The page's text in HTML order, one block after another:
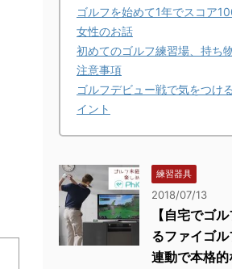
ゴルフを始めて1年でスコア
女性のお話
初めてのゴルフ練習場、持ち
注意事項
ゴルフデビュー戦で気をつけ
イント
練習器具
2018/07/13
【自宅でゴ
るファイゴル
連動で本格